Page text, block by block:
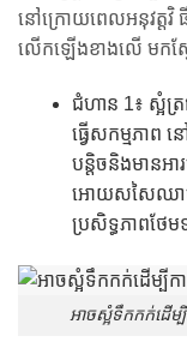
នៅក្រោយពេលអនុវត្តវិ
លើកឡើងខាងលើ មក
ជំហាន 1៖ ស្អំត្
ធ្វើសកម្មភាព
បន្តិចនិងមាន
អោយសសៃឈាម
ប្រសិទ្ធភាពថែ
អាចស្អំទឹកកក់ដើម្